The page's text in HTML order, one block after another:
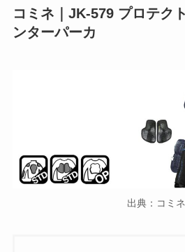
コミネ｜JK-579 プロテク
ンターパーカ
出典：コミネ